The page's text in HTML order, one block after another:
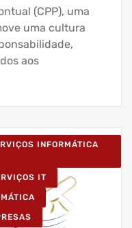
(CPP), uma
uma cultura
aos
INFORMÁTICA
IT